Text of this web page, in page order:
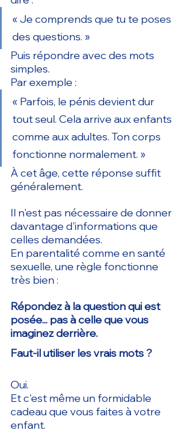
« Je comprends que tu te poses
des questions. »
Puis répondre avec des mots
simples.
Par exemple :
« Parfois, le pénis devient dur
tout seul. Cela arrive aux enfants
comme aux adultes. Ton corps
fonctionne normalement. »
À cet âge, cette réponse suffit
généralement.
Il n'est pas nécessaire de donner
davantage d'informations que
celles demandées.
En parentalité comme en santé
sexuelle, une règle fonctionne
très bien :
Répondez à la question qui est
posée... pas à celle que vous
imaginez derrière.
Faut-il utiliser les vrais mots ?
Oui.
Et c'est même un formidable
cadeau que vous faites à votre
enfant.